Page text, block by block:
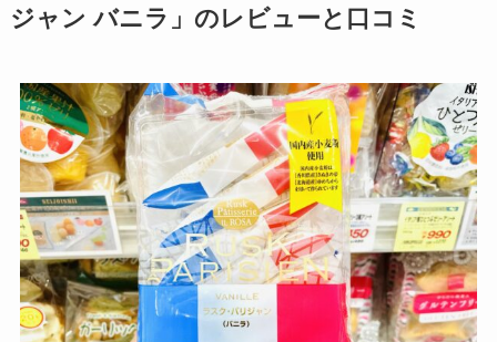
ジャン バニラ」のレビューと口コミ